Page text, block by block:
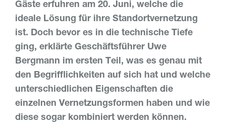
Gäste erfuhren am 20. Juni, welche die
ideale Lösung für ihre Standortvernetzung
ist. Doch bevor es in die technische Tiefe
ging, erklärte Geschäftsführer Uwe
Bergmann im ersten Teil, was es genau mit
den Begrifflichkeiten auf sich hat und welche
unterschiedlichen Eigenschaften die
einzelnen Vernetzungsformen haben und wie
diese sogar kombiniert werden können.